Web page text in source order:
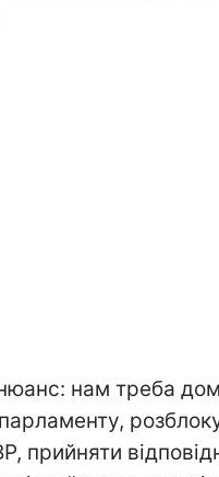
нам треба
парламенту,
прийняти